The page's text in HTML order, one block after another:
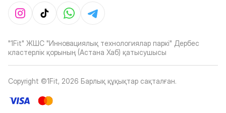
"1Fit" ЖШС "Инновациялық технологиялар паркі" Дербес
кластерлік қорының (Астана Хаб) қатысушысы
Copyright ©1Fit, 2026 Барлық құқықтар сақталған.